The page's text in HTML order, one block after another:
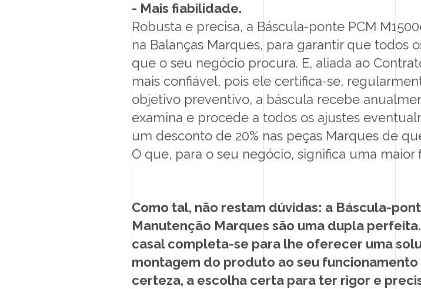
- Mais fiabilidade.
Robusta e precisa, a Báscula-ponte PCM
na Balanças Marques, para garantir que todos
que o seu negócio procura. E, aliada ao
mais confiável, pois ele certifica-se,
objetivo preventivo, a báscula recebe
examina e procede a todos os ajustes
um desconto de 20% nas peças Marques de
O que, para o seu negócio, significa uma
Como tal, não restam dúvidas: a Báscula-
Manutenção Marques são uma dupla
casal completa-se para lhe oferecer uma
montagem do produto ao seu funcionamento
certeza, a escolha certa para ter rigor e